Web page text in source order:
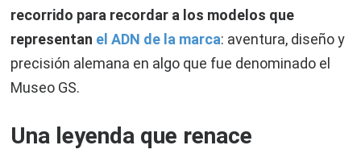
recorrido para recordar a los modelos que
representan el ADN de la marca: aventura, diseño y
precisión alemana en algo que fue denominado el
Museo GS.
Una leyenda que renace